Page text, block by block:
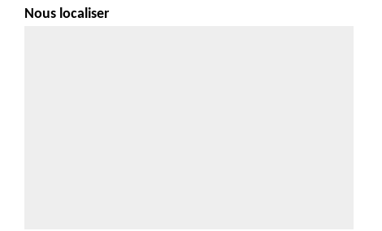
Nous localiser